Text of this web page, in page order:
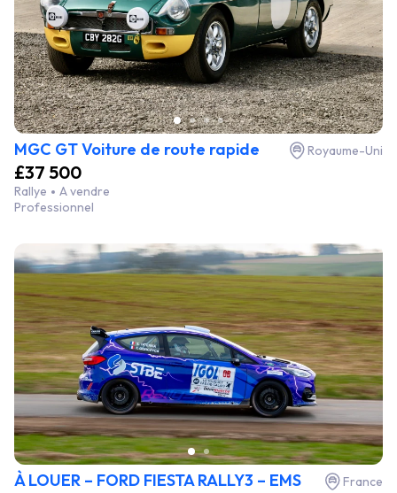
MGC GT Voiture de route rapide Royaume-Uni
£37 500
Rallye
A vendre
Professionnel
À LOUER – FORD FIESTA RALLY3 – EMS
France